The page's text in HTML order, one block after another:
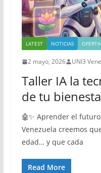
LATEST NOTICIAS
2 mayo, 2026 UNI3
Taller IA la
de tu
🤖✨ Aprender el
Venezuela creemos
edad… y que cada
Read More